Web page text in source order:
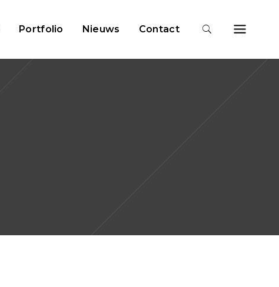
Portfolio Nieuws Contact